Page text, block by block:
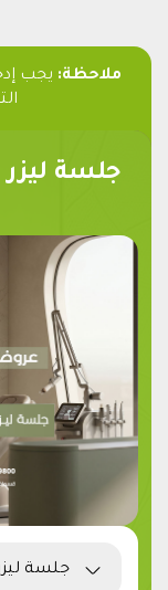
ملاحظة: يجب
جلسة